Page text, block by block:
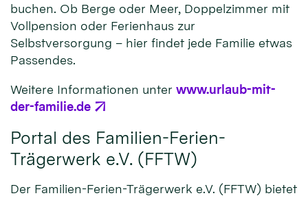
buchen. Ob Berge oder Meer, Doppelzimmer mit
Vollpension oder Ferienhaus zur
Selbstversorgung – hier findet jede Familie etwas
Passendes.
Weitere Informationen unter www.urlaub-mit-
der-familie.de
Portal des Familien-Ferien-
Trägerwerk e.V. (FFTW)
Der Familien-Ferien-Trägerwerk e.V. (FFTW) bietet